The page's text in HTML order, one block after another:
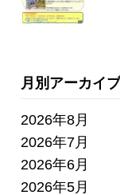
月別アーカイブ
2026年8月
2026年7月
2026年6月
2026年5月